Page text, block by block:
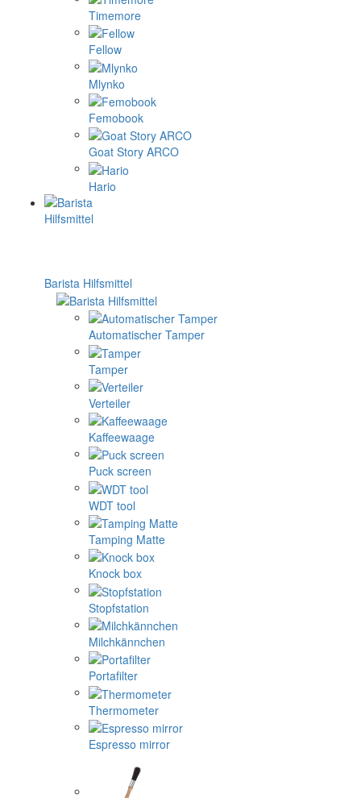
Timemore
Fellow
Mlynko
Femobook
Goat Story ARCO
Hario
Barista Hilfsmittel
Automatischer Tamper
Tamper
Verteiler
Kaffeewaage
Puck screen
WDT tool
Tamping Matte
Knock box
Stopfstation
Milchkännchen
Portafilter
Thermometer
Espresso mirror